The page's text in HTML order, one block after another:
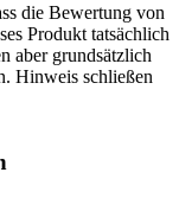
die Bewertung von
Produkt tatsächlich
aber grundsätzlich
Hinweis schließen